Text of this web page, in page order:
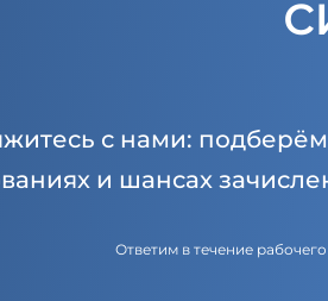
с нами:
и шансах
Ответим в течение